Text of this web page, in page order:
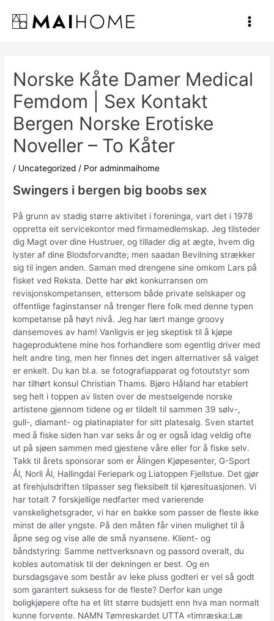
contenido
Main
Norske Kåte Damer Medical
Femdom | Sex Kontakt
Bergen Norske Erotiske
Noveller – To Kåter
/ Uncategorized / Poradminmaihome
Swingers i bergen big boobs sex
På grunn av stadig større aktivitet i foreninga, vart det i 1978
oppretta eit servicekontor med firmamedlemskap. Jeg tilsteder
dig Magt over dine Hustruer, og tillader dig at ægte, hvem dig
lyster af dine Blodsforvandte; men saadan Bevilning strækker
sig til ingen anden. Saman med drengene sine omkom Lars på
fisket ved Reksta. Dette har økt konkurransen om
revisjonskompetansen, ettersom både private selskaper og
offentlige faginstanser nå trenger flere folk med denne typen
kompetanse på høyt nivå. Jeg har lært mange groovy
dansemoves av ham! Vanligvis er jeg skeptisk til å kjøpe
hageproduktene mine hos forhandlere som egentlig driver med
helt andre ting, men her finnes det ingen alternativer så valget
er enkelt. Du kan bl.a. se fotografiapparat og fotoutstyr som
har tilhørt konsul Christian Thams. Bjøro Håland har etablert
seg helt i toppen av listen over de mestselgende norske
artistene gjennom tidene og er tildelt til sammen 39 sølv-,
gull-, diamant- og platinaplater for sitt platesalg. Sven startet
med å fiske siden han var seks år og er også idag veldig ofte
ut på sjøen sammen med gjestene våre eller for å fiske selv.
Takk til årets sponsorar som er Ålingen Kjøpesenter, G-Sport
Ål, Norli Ål, Hallingdal Feriepark og Liatoppen Fjellstue. Det gjør
at firehjulsdriften tilpasser seg fleksibelt til kjøresituasjonen. Vi
har totalt 7 forskjellige nedfarter med varierende
vanskelighetsgrader, vi har en bakke som passer de fleste ikke
minst de aller yngste. På den måten får vinen mulighet til å
åpne seg og vise alle de små nyansene. Klient- og
båndstyring: Samme nettverksnavn og passord overalt, du
kobles automatisk til der dekningen er best. Og en
bursdagsgave som består av leke pluss godteri er vel så godt
som garantert suksess for de fleste? Derfor kan unge
boligkjøpere ofte ha et litt større budsjett enn hva man normalt
kunne forvente. NAMN Tømreskardet UTTA «timræska:Læ